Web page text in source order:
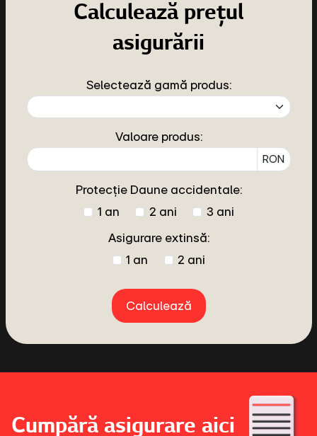
Calculează prețul
asigurării
Selectează gamă produs:
Valoare produs:
RON
Protecție Daune accidentale:
1 an
2 ani
3 ani
Asigurare extinsă:
1 an
2 ani
Calculează
Cumpără asigurare aici